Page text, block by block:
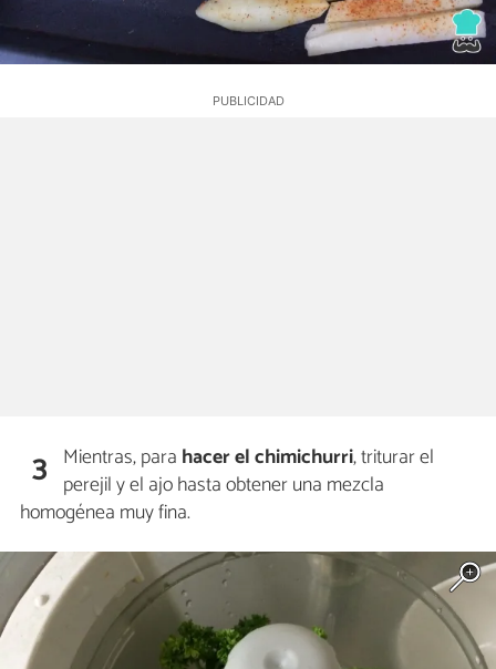
3 Mientras, para hacer el chimichurri, triturar el
perejil y el ajo hasta obtener una mezcla
homogénea muy fina.